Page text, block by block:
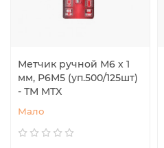
Метчик ручной М6 х 1
мм, Р6М5 (уп.500/125шт)
- ТМ MTX
Мало